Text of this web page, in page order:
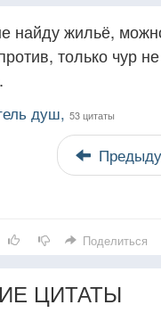
найду жильё,
только чур
душ, 53 цитаты
Поделиться
ЦИТАТЫ